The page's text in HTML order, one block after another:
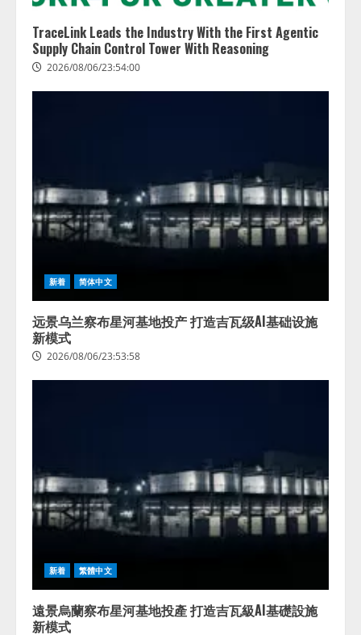
TraceLink Leads the Industry With the First Agentic
Supply Chain Control Tower With Reasoning
2026/08/06/23:54:00
新着 简体中文
远景乌兰察布星河基地投产 打造吉瓦级AI基础设施
新模式
2026/08/06/23:53:58
新着 繁體中文
遠景烏蘭察布星河基地投產 打造吉瓦級AI基礎設施
新模式